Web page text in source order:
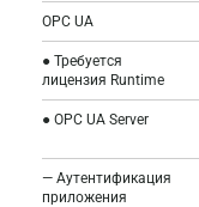
OPC UA
● Требуется
лицензия Runtime
● OPC UA Server
— Аутентификация
приложения